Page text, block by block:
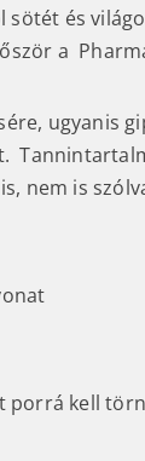
sötét és
a
ugyanis
nem is
porrá kell